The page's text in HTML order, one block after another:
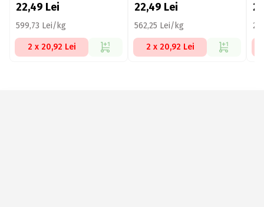
22,49 Lei
599,73 Lei/kg
2 x 20,92 Lei
22,49 Lei
562,25 Lei/kg
2 x 20,92 Lei